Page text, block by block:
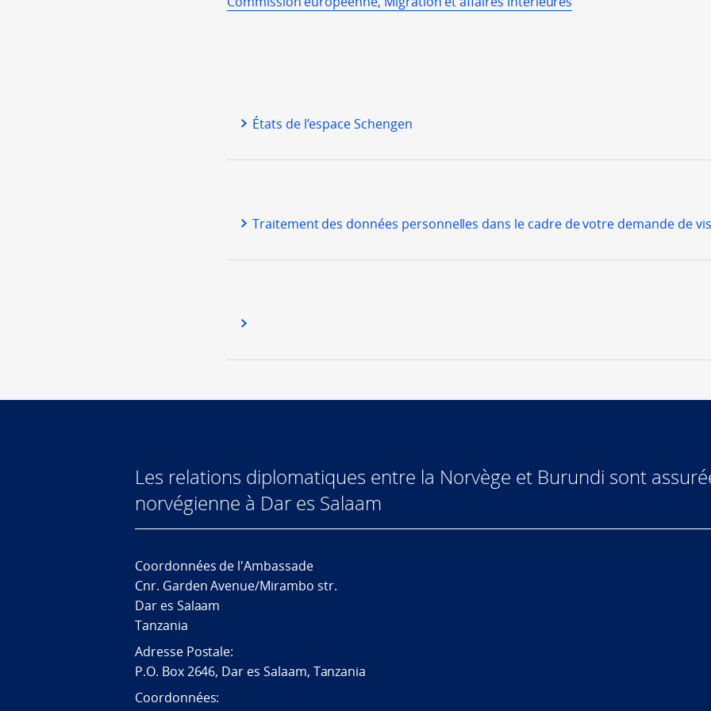
États de l’espace Schengen
Traitement des données personnelles dans le cadre de votre demande de
Les relations diplomatiques entre la Norvège et Burundi sont
norvégienne à Dar es Salaam
Coordonnées de l'Ambassade
Cnr. Garden Avenue/Mirambo str.
Dar es Salaam
Tanzania
Adresse Postale:
P.O. Box 2646, Dar es Salaam, Tanzania
Coordonnées: